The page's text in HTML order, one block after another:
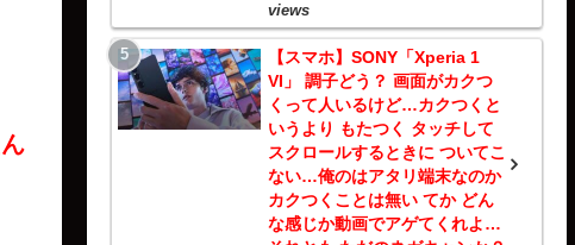
views
【スマホ】SONY「Xperia 1
VI」 調子どう？ 画面がカクつ
くって人いるけど…カクつくと
いうより もたつく タッチして
スクロールするときに ついてこ
ない…俺のはアタリ端末なのか
カクつくことは無い てか どん
な感じか動画でアゲてくれよ…